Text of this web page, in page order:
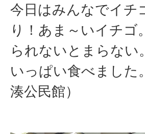
今日はみんなでイチ
り！あま～いイチゴ
られないとまらない
いっぱい食べました
湊公民館）